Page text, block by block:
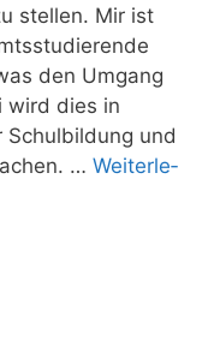
stel­len. Mir ist
den Umgang
wird dies in
Schul­bil­dung und
… Wei­ter­le­